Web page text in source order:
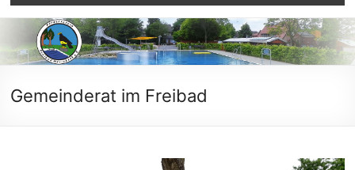
Gemeinderat im Freibad